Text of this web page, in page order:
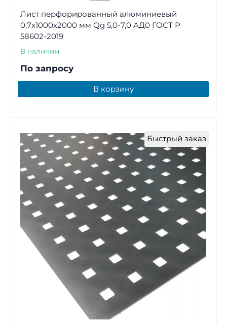
Лист перфорированный алюминиевый
0,7х1000х2000 мм Qg 5,0-7,0 АД0 ГОСТ Р
58602-2019
В наличии
По запросу
В корзину
Быстрый заказ